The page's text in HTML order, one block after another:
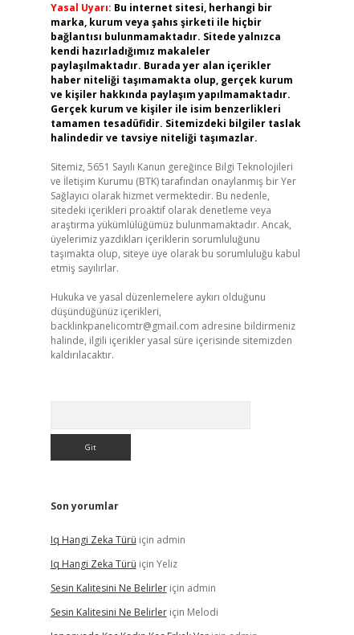
Yasal Uyarı: Bu internet sitesi, herhangi bir
marka, kurum veya şahıs şirketi ile hiçbir
bağlantısı bulunmamaktadır. Sitede yalnızca
kendi hazırladığımız makaleler
paylaşılmaktadır. Burada yer alan içerikler
haber niteliği taşımamakta olup, gerçek kurum
ve kişiler hakkında paylaşım yapılmamaktadır.
Gerçek kurum ve kişiler ile isim benzerlikleri
tamamen tesadüfidir. Sitemizdeki bilgiler taslak
halindedir ve tavsiye niteliği taşımazlar.
Sitemiz, 5651 Sayılı Kanun gereğince Bilgi Teknolojileri
ve İletişim Kurumu (BTK) tarafından onaylanmış bir Yer
Sağlayıcı olarak hizmet vermektedir. Bu nedenle,
sitedeki içerikleri proaktif olarak denetleme veya
araştırma yükümlülüğümüz bulunmamaktadır. Ancak,
üyelerimiz yazdıkları içeriklerin sorumluluğunu
taşımakta olup, siteye üye olarak bu sorumluluğu kabul
etmiş sayılırlar.
Hukuka ve yasal düzenlemelere aykırı olduğunu
düşündüğünüz içerikleri,
backlinkpanelicomtr@gmail.com adresine bildirmeniz
halinde, ilgili içerikler yasal süre içerisinde sitemizden
kaldırılacaktır.
Son yorumlar
Iq Hangi Zeka Türü için admin
Iq Hangi Zeka Türü için Yeliz
Sesin Kalitesini Ne Belirleriçin admin
Sesin Kalitesini Ne Belirleriçin Melodi